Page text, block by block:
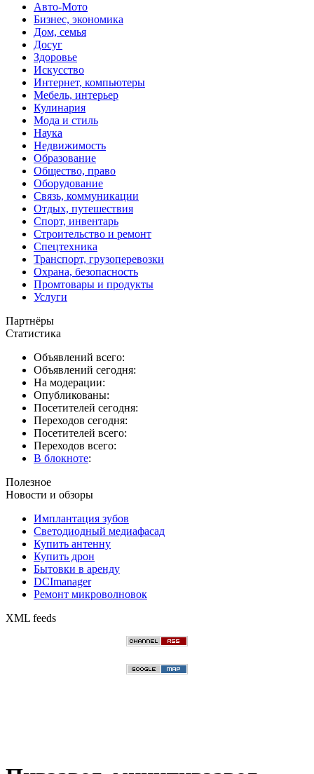
Авто-Мото
Бизнес, экономика
Дом, семья
Досуг
Здоровье
Искусство
Интернет, компьютеры
Мебель, интерьер
Кулинария
Мода и стиль
Наука
Недвижимость
Образование
Общество, право
Оборудование
Связь, коммуникации
Отдых, путешествия
Спорт, инвентарь
Строительство и ремонт
Спецтехника
Транспорт, грузоперевозки
Охрана, безопасность
Промтовары и продукты
Услуги
Партнёры
Статистика
Объявлений всего:
Объявлений сегодня:
На модерации:
Опубликованы:
Посетителей сегодня:
Переходов сегодня:
Посетителей всего:
Переходов всего:
В блокноте:
Полезное
Новости и обзоры
Имплантация зубов
Светодиодный медиафасад
Купить антенну
Купить дрон
Бытовки в аренду
DCImanager
Ремонт микроволновок
XML feeds